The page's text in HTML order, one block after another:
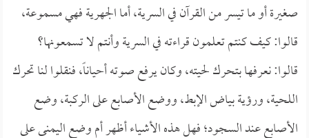
صغيرة أو ما تيسر من القرآن في السرية، أما الجهرية فهي مسموعة،
قالوا: كيف كنتم تعلمون قراءته في السرية وأنتم لا تسمعونها؟
قالوا: نعرفها بتحرك لحيته، وكان يرفع صوته أحياناً، فنقلوا لنا تحرك
اللحية، ورؤية بياض الإبط، ووضع الأصابع على الركبة، وضع
الأصابع عند السجود؛ فهل هذه الأشياء أظهر أم وضع اليمنى على